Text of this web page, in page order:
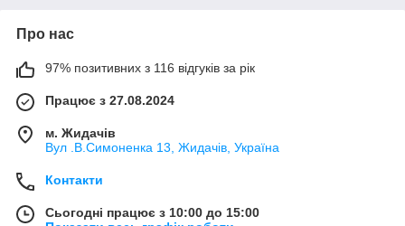
Про нас
97% позитивних з 116 відгуків за рік
Працює з 27.08.2024
м. Жидачів
Вул .В.Симоненка 13, Жидачів, Україна
Контакти
Сьогодні працює з 10:00 до 15:00